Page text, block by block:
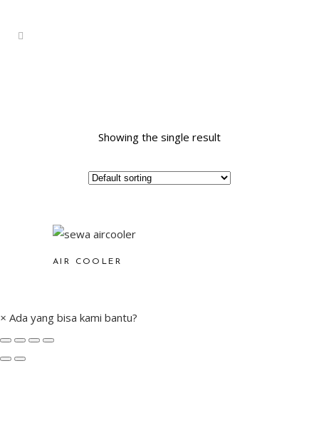
Showing the single result
AIR COOLER
× Ada yang bisa kami bantu?